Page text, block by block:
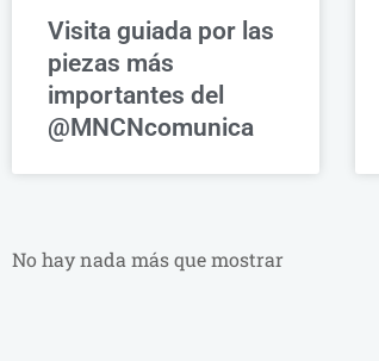
Visita guiada por las
piezas más
importantes del
@MNCNcomunica
No hay nada más que mostrar